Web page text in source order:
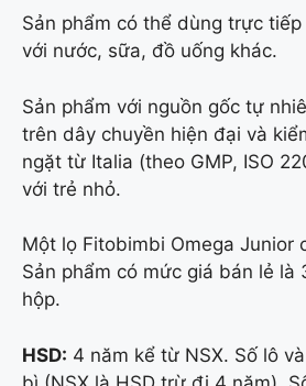
Sản phẩm có thể dùng trực
với nước, sữa, đồ uống khác.
Sản phẩm với nguồn gốc tự
trên dây chuyền hiện đại và
ngặt từ Italia (theo GMP, ISO
với trẻ nhỏ.
Một lọ Fitobimbi Omega Junior
Sản phẩm có mức giá bán lẻ là
hộp.
HSD: 4 năm kể từ NSX. Số lô